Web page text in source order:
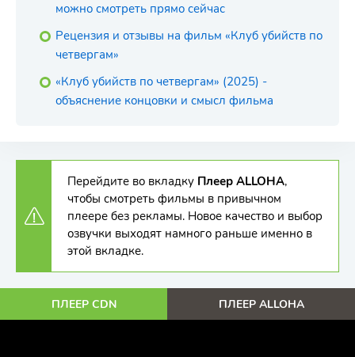
можно смотреть прямо сейчас
Рецензия и отзывы на фильм «Клуб убийств по
четвергам»
«Клуб убийств по четвергам» (2025) -
объяснение концовки и смысл фильма
Перейдите во вкладку Плеер ALLOHA,
чтобы смотреть фильмы в привычном
плеере без рекламы. Новое качество и выбор
озвучки выходят намного раньше именно в
этой вкладке.
ПЛЕЕР CDN ПЛЕЕР ALLOHA